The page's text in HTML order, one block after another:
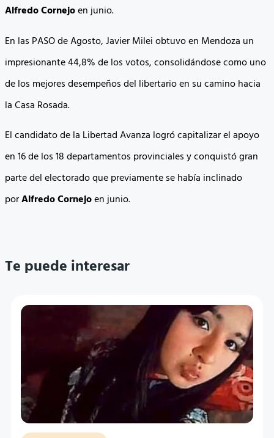
Alfredo Cornejoen junio.
En las PASO de Agosto, Javier Milei obtuvo en Mendoza un
impresionante 44,8% de los votos, consolidándose como uno
de los mejores desempeños del libertario en su camino hacia
la Casa Rosada.
El candidato de la Libertad Avanza logró capitalizar el apoyo
en 16 de los 18 departamentos provinciales y conquistó gran
parte del electorado que previamente se había inclinado
porAlfredo Cornejoen junio.
Te puede interesar